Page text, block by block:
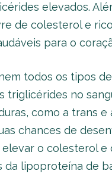
elevados.
de colesterol e
para o
todos os tipos
triglicérides no
como a trans e
chances de
elevar o colesterol e
da lipoproteína de